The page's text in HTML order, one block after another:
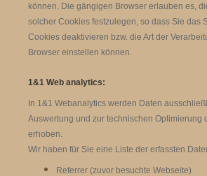
können. Die gängigen Browser erlauben es,
solcher Cookies festzulegen, so dass Sie das
Cookies deaktivieren bzw. die Art der
Browser einstellen können.
1&1 Web analytics:
In 1&1 Webanalytics werden Daten
Auswertung und zur technischen Optimierung
erhoben.
Wir haben für Sie eine Liste der erfassten
Referrer (zuvor besuchte Webseite)